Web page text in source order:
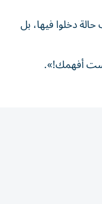
دخلوا فيها، بل
لست أفهمك!».